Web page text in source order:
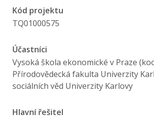
Kontakt
FSV UK
Kód projektu
TQ01000575
Účastníci
Vysoká škola ekonomické v Praze
Přírodovědecká fakulta Univerzity
sociálních věd Univerzity Karlovy
Hlavní řešitel